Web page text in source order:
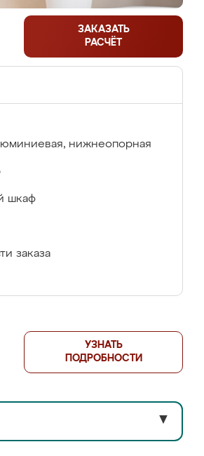
ЗАКАЗАТЬ
РАСЧЁТ
нижнеопорная
шкаф
заказа
УЗНАТЬ
ПОДРОБНОСТИ
▼